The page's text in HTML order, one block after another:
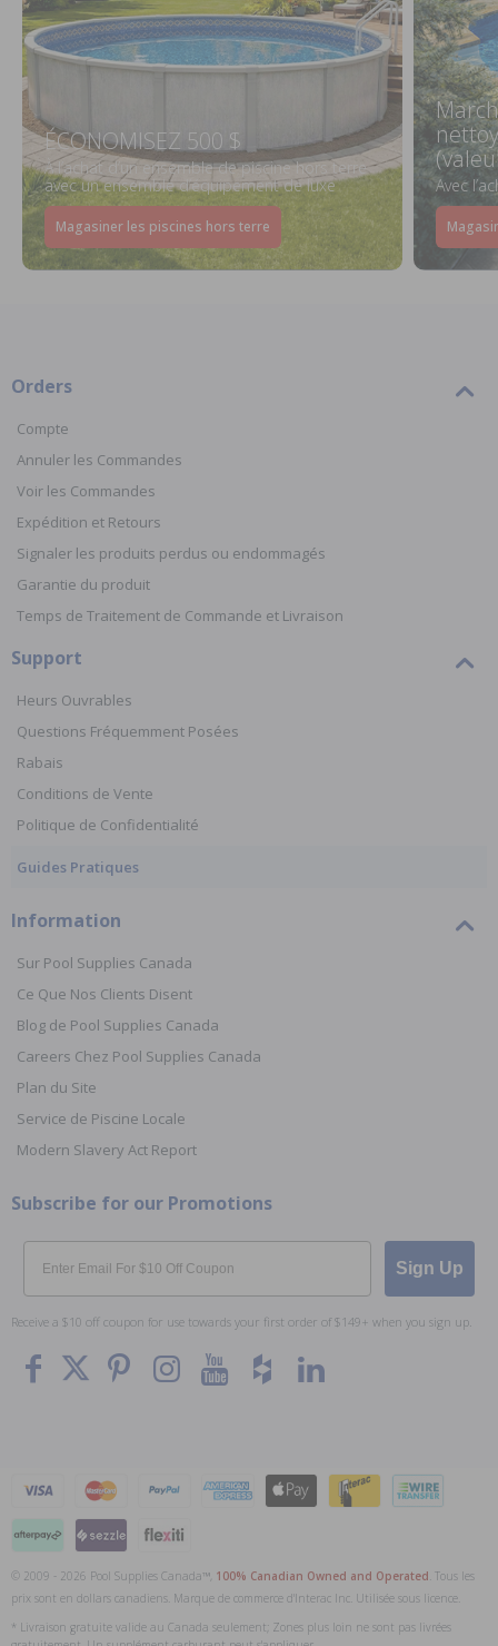
ÉCONOMISEZ 500 $
À l’achat d’un ensemble de piscine hors terre
avec un ensemble d’équipement de luxe
Magasiner les piscines hors terre
Avec
Orders
Compte
Annuler les Commandes
Voir les Commandes
Expédition et Retours
Signaler les produits perdus ou endommagés
Garantie du produit
Temps de Traitement de Commande et Livraison
Support
Heurs Ouvrables
Questions Fréquemment Posées
Rabais
Conditions de Vente
Politique de Confidentialité
Guides Pratiques
Information
Sur Pool Supplies Canada
Ce Que Nos Clients Disent
Blog de Pool Supplies Canada
Careers Chez Pool Supplies Canada
Plan du Site
Service de Piscine Locale
Modern Slavery Act Report
Subscribe for our Promotions
Email
Sign Up
Receive a $10 off coupon for use towards your first order of $149+ when you sign up.
© 2009 - 2026 Pool Supplies Canada™, 100% Canadian Owned and Operated. Tous les
prix sont en dollars canadiens. Marque de commerce d'Interac Inc. Utilisée sous licence.
* Livraison gratuite valide au Canada seulement; Zones plus loin ne sont pas livrées